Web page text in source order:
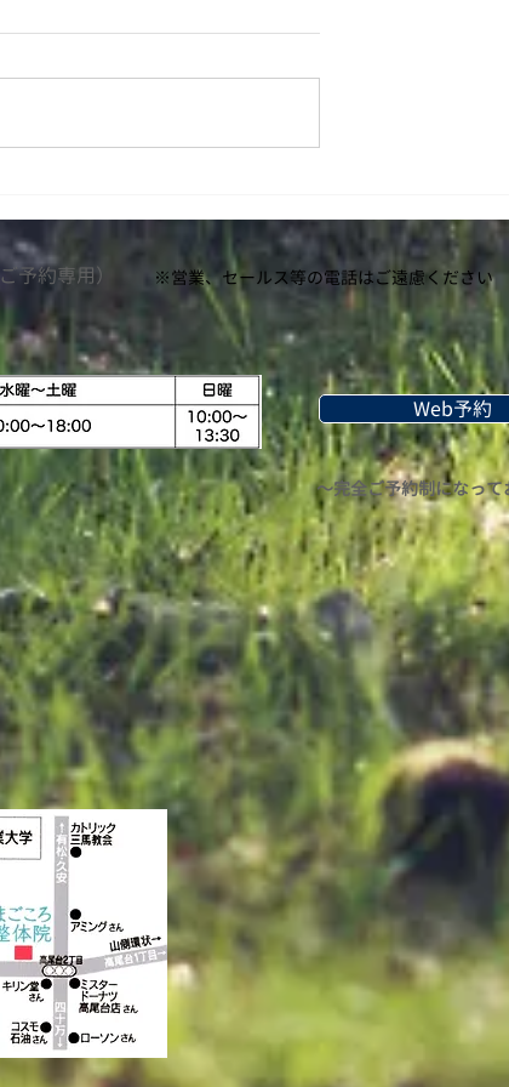
ペースが、ツ
しようかと思
牡牛座のことを考えつづけて、
なに座？」 ぼくも占星術（＝い
わる本をよく読んでました。...
ご予約専用） ※営業、セールス等の​電話はご遠慮ください
Web予約
〜完全ご予約制になって